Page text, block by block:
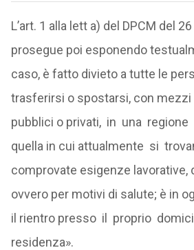
L’art. 1 alla lett a) del DPCM del
prosegue poi esponendo
caso, è fatto divieto a tutte le
trasferirsi o spostarsi, con
pubblici o privati, in una
quella in cui attualmente si
comprovate esigenze lavorative,
ovvero per motivi di salute; è in
il rientro presso il proprio
residenza».